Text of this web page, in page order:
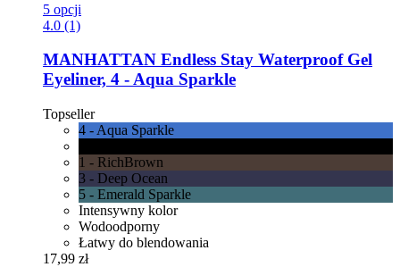
5 opcji
4.0 (1)
MANHATTAN Endless Stay Waterproof Gel
Eyeliner, 4 -​ Aqua Sparkle
Topseller
4 - Aqua Sparkle
1 - RichBrown
3 - Deep Ocean
5 - Emerald Sparkle
Intensywny kolor
Wodoodporny
Łatwy do blendowania
17,99 zł